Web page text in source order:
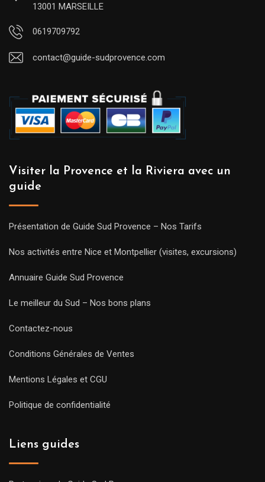
13001 MARSEILLE
0619709792
contact@guide-sudprovence.com
Visiter la Provence et la Riviera avec un
guide
Présentation de Guide Sud Provence – Nos Tarifs
Nos activités entre Nice et Montpellier (visites, excursions)
Annuaire Guide Sud Provence
Le meilleur du Sud – Nos bons plans
Contactez-nous
Conditions Générales de Ventes
Mentions Légales et CGU
Politique de confidentialité
Liens guides